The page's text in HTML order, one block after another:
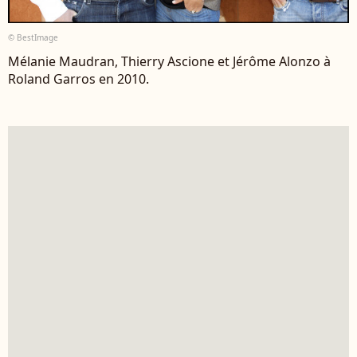
© BestImage
Mélanie Maudran, Thierry Ascione et Jérôme Alonzo à
Roland Garros en 2010.